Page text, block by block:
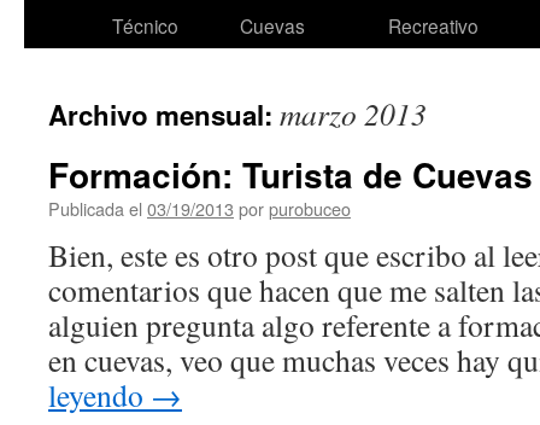
Técnico
Cuevas
Recreativo
Archivo mensual: marzo 2013
Formación: Turista de
Publicada el 03/19/2013 porpurobuceo
Bien, este es otro post que escribo al
comentarios que hacen que me salten
alguien pregunta algo referente a
en cuevas, veo que muchas veces hay
leyendo →